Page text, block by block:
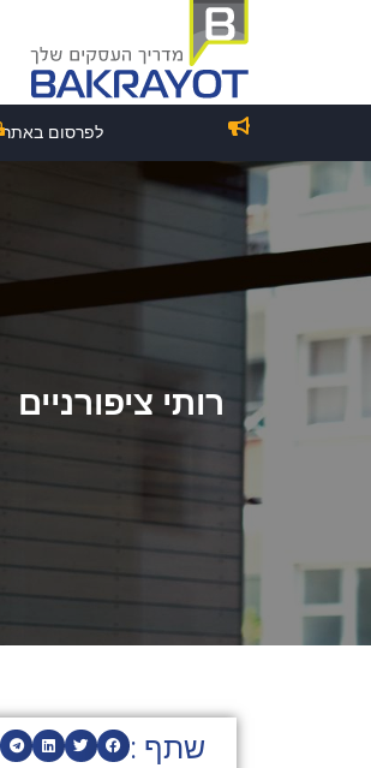
לפרסום באתר
רותי ציפורניים
שתף :